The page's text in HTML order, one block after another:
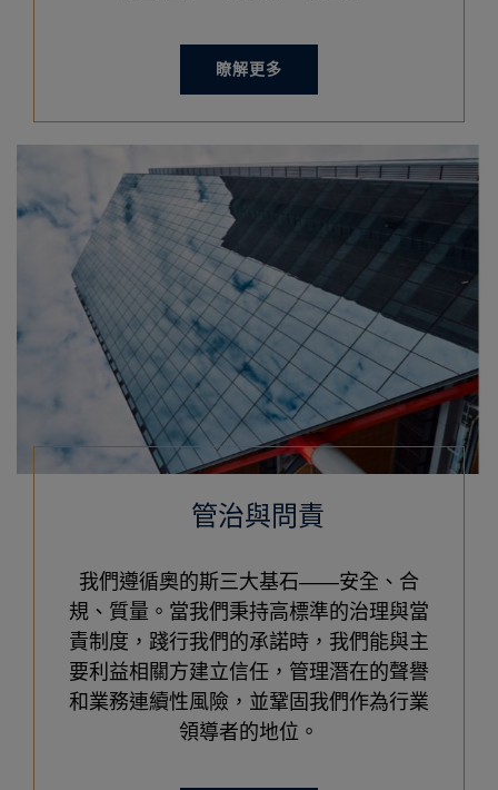
瞭解更多
管治與問責
我們遵循奧的斯三大基石——安全、合
規、質量。當我們秉持高標準的治理與當
責制度，踐行我們的承諾時，我們能與主
要利益相關方建立信任，管理潛在的聲譽
和業務連續性風險，並鞏固我們作為行業
領導者的地位。